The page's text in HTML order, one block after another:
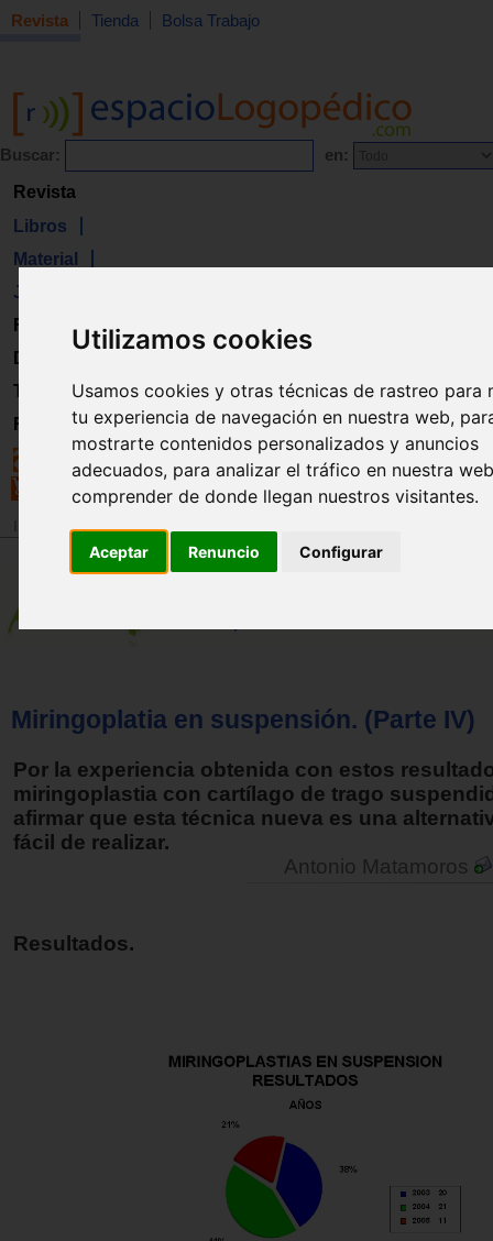
Utilizamos cookies
Usamos cookies y otras técnicas de rastreo para
tu experiencia de navegación en nuestra web,
mostrarte contenidos personalizados y anuncios
adecuados, para analizar el tráfico en nuestra
comprender de donde llegan nuestros visitantes.
Aceptar Renuncio Configurar
Revista Tienda Bolsa Trabajo
Buscar: en:
Revista
Libros
Material
Juguetes
Formación
Directorio
Trabajo
Registro
Revista
Miringoplatia en suspensión. (Parte IV)
Por la experiencia obtenida con estos
miringoplastia con cartílago de trago
afirmar que esta técnica nueva es una
fácil de realizar.
Antonio Matamoros
Resultados.